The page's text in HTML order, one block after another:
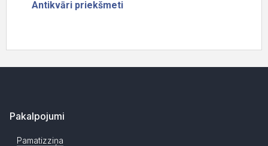
Pakalpojumi
Pamatizziņa